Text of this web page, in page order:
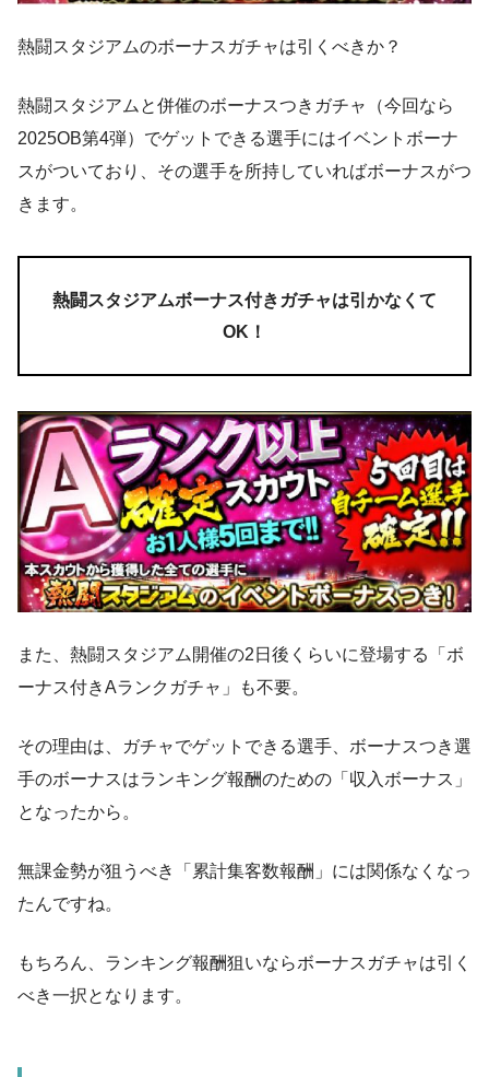
熱闘スタジアムのボーナスガチャは引くべきか？
熱闘スタジアムと併催のボーナスつきガチャ（今回なら
2025OB第4弾）でゲットできる選手にはイベントボーナ
スがついており、その選手を所持していればボーナスがつ
きます。
熱闘スタジアムボーナス付きガチャは引かなくて
OK！
また、熱闘スタジアム開催の2日後くらいに登場する「ボ
ーナス付きAランクガチャ」も不要。
その理由は、ガチャでゲットできる選手、ボーナスつき選
手のボーナスはランキング報酬のための「収入ボーナス」
となったから。
無課金勢が狙うべき「累計集客数報酬」には関係なくなっ
たんですね。
もちろん、ランキング報酬狙いならボーナスガチャは引く
べき一択となります。